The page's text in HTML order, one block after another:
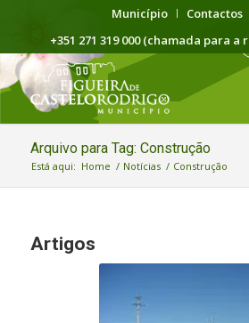
Município Contactos
+351 271 319 000 (chamada para
Arquivo para Tag: Construção
Está aqui: Home / Notícias / Construção
Artigos